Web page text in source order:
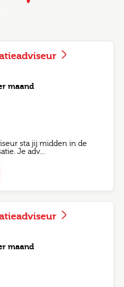
maand
sta jij midden in de
Je adv…
maand